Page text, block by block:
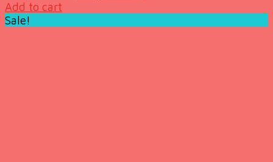
Add to cart
Sale!